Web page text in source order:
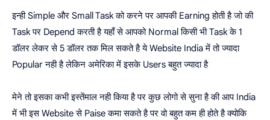
इन्ही Simple और Small Task को करने पर आपकी Earning होती है जो की
Task पर Depend करती है यहाँ से आपको Normal किसी भी Task के 1
डॉलर लेकर से 5 डॉलर तक मिल सकते है ये Website India में तो ज्यादा
Popular नही है लेकिन अमेरिका में इसके Users बहुत ज्यादा है
मेने तो इसका कभी इस्तेंमाल नही किया है पर कुछ लोगो से सुना है की आप India
में भी इस Website से Paise कमा सकते है पर वो बहुत कम ही होते है क्योकि